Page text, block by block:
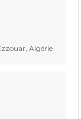
Algérie